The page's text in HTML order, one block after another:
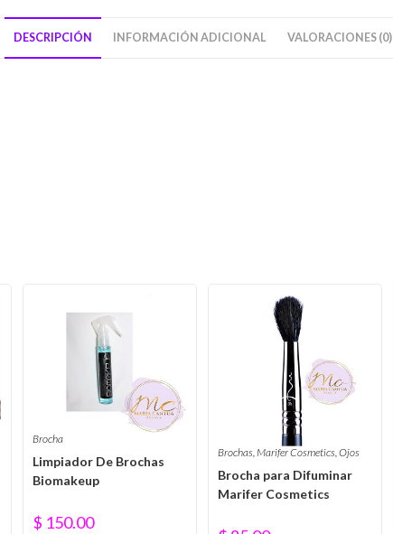
DESCRIPCIÓN INFORMACIÓN ADICIONAL VALORACIONES (0)
Brocha
Limpiador De Brochas
Biomakeup
$ 150.00
Brochas,Marifer Cosmetics,Ojos
Brocha para Difuminar
Marifer Cosmetics